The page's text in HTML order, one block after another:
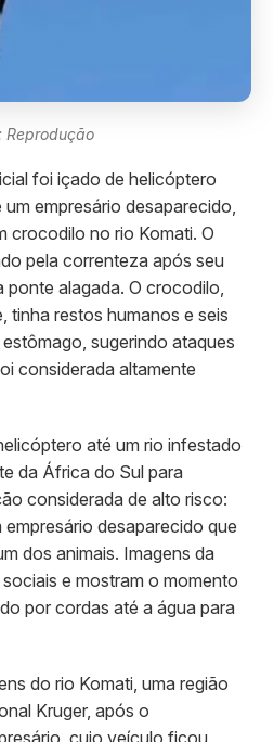
Reprodução
foi içado de helicóptero
empresário desaparecido,
crocodilo no rio Komati. O
pela correnteza após seu
alagada. O crocodilo,
tinha restos humanos e seis
sugerindo ataques
considerada altamente
até um rio infestado
da África do Sul para
considerada de alto risco:
desaparecido que
dos animais. Imagens da
e mostram o momento
por cordas até a água para
do rio Komati, uma região
Kruger, após o
cujo veículo ficou